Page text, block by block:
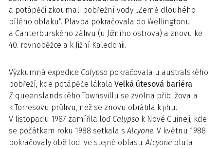
a potápěči zkoumali pobřežní vody „Země dlouhého
bílého oblaku“. Plavba pokračovala do Wellingtonu
a Canterburského zálivu (u Jižního ostrova) a znovu ke
40. rovnoběžce a k Jižní Kaledonii.
Výzkumná expedice Calypso pokračovala u australského
pobřeží, kde potápěče lákala Velká útesová bariéra.
Z queens­landského Townsvillu se zvolna přibližovala
k Torresovu průlivu, než se znovu obrátila k jihu.
V listopadu 1987 zamířila loď Calypso k Nové Guineji, kde
se počátkem roku 1988 setkala sAlcyone. V květnu 1988
pokračovaly obě lodi ve stejné oblasti.Alcyone plula